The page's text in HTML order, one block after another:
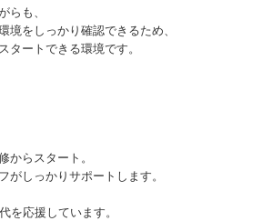
らも、
境をしっかり確認できるため、
タートできる環境です。
からスタート。
がしっかりサポートします。
を応援しています。